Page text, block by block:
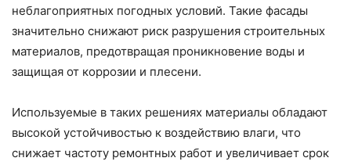
неблагоприятных погодных условий. Такие фасады
значительно снижают риск разрушения строительных
материалов, предотвращая проникновение воды и
защищая от коррозии и плесени.
Используемые в таких решениях материалы обладают
высокой устойчивостью к воздействию влаги, что
снижает частоту ремонтных работ и увеличивает срок